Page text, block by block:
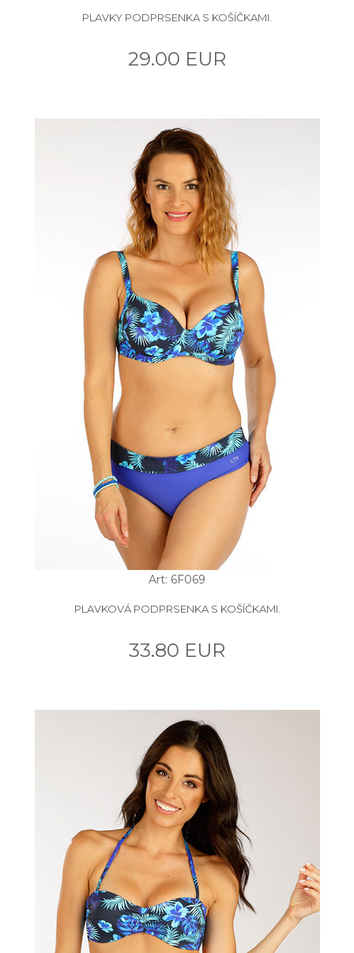
PLAVKY PODPRSENKA S KOŠÍČKAMI.
29.00 EUR
Art: 6F069
PLAVKOVÁ PODPRSENKA S KOŠÍČKAMI.
33.80 EUR